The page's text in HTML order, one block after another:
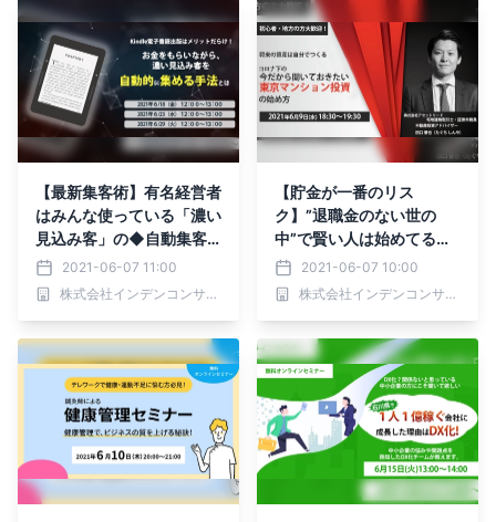
【最新集客術】有名経営者
はみんな使っている「濃い
見込み客」の◆自動集客
術◆2021-06-07 11:00
株式会社インデンコンサルティング
【貯金が一番のリス
ク】”退職金のない世の
中”で賢い人は始めてる
「資産運用」
2021-06-07 10:00
株式会社インデンコンサルティング